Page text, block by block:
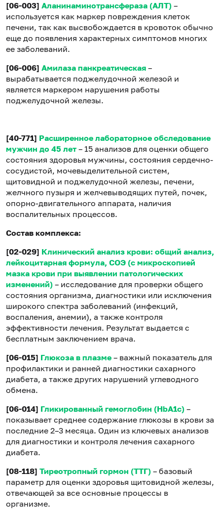
[06-003] Аланинаминотрансфераза (АЛТ) –
используется как маркер повреждения клеток
печени, так как высвобождается в кровоток обычно
еще до появления характерных симптомов многих
ее заболеваний.
[06-006] Амилаза панкреатическая –
вырабатывается поджелудочной железой и
является маркером нарушения работы
поджелудочной железы.
[40-771] Расширенное лабораторное обследование
мужчин до 45 лет – 15 анализов для оценки общего
состояния здоровья мужчины, состояния сердечно-
сосудистой, мочевыделительной систем,
щитовидной и поджелудочной железы, печени,
желчного пузыря и желчевыводящих путей, почек,
опорно-двигательного аппарата, наличия
воспалительных процессов.
Состав комплекса:
[02-029] Клинический анализ крови: общий анализ,
лейкоцитарная формула, СОЭ (с микроскопией
мазка крови при выявлении патологических
изменений) – исследование для проверки общего
состояния организма, диагностики или исключения
широкого спектра заболеваний (инфекций,
воспаления, анемии), а также контроля
эффективности лечения. Результат выдается с
бесплатным заключением врача.
[06-015] Глюкоза в плазме – важный показатель для
профилактики и ранней диагностики сахарного
диабета, а также других нарушений углеводного
обмена.
[06-014] Гликированный гемоглобин (HbA1c) –
показывает среднее содержание глюкозы в крови за
последние 2–3 месяца. Один из ключевых анализов
для диагностики и контроля лечения сахарного
диабета.
[08-118] Тиреотропный гормон (ТТГ) – базовый
параметр для оценки здоровья щитовидной железы,
отвечающей за все основные процессы в
организме.